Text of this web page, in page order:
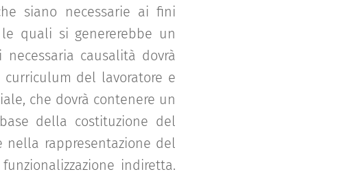
siano necessarie ai fini
quali si genererebbe un
causalità dovrà
del lavoratore e
che dovrà contenere un
della costituzione del
nella rappresentazione del
indiretta.